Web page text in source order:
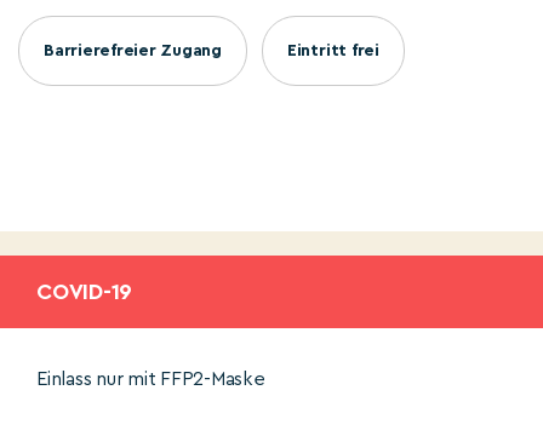
Barrierefreier Zugang Eintritt frei
COVID-19
Einlass nur mit FFP2-Maske